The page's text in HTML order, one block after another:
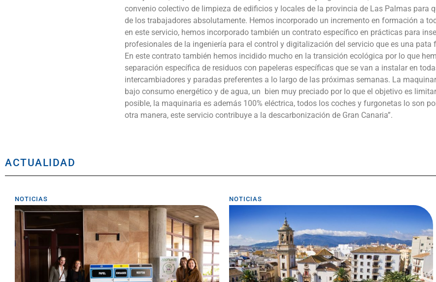
convenio colectivo de limpieza de edificios y locales de la provincia de Las Palmas para
de los trabajadores absolutamente. Hemos incorporado un incremento en formación a
en este servicio, hemos incorporado también un contrato específico en prácticas para
profesionales de la ingeniería para el control y digitalización del servicio que es una pata
En este contrato también hemos incidido mucho en la transición ecológica por lo que
separación específica de residuos con papeleras específicas que se van a instalar en
intercambiadores y paradas preferentes a lo largo de las próximas semanas. La
bajo consumo energético y de agua, un bien muy preciado por lo que el objetivo es
posible, la maquinaria es además 100% eléctrica, todos los coches y furgonetas lo son
otra manera, este servicio contribuye a la descarbonización de Gran Canaria”.
ACTUALIDAD
NOTICIAS NOTICIAS